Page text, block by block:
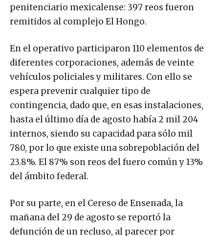
penitenciario mexicalense: 397 reos fueron
remitidos al complejo El Hongo.
En el operativo participaron 110 elementos de
diferentes corporaciones, además de veinte
vehículos policiales y militares. Con ello se
espera prevenir cualquier tipo de
contingencia, dado que, en esas instalaciones,
hasta el último día de agosto había 2 mil 204
internos, siendo su capacidad para sólo mil
780, por lo que existe una sobrepoblación del
23.8%. El 87% son reos del fuero común y 13%
del ámbito federal.
Por su parte, en el Cereso de Ensenada, la
mañana del 29 de agosto se reportó la
defunción de un recluso, al parecer por